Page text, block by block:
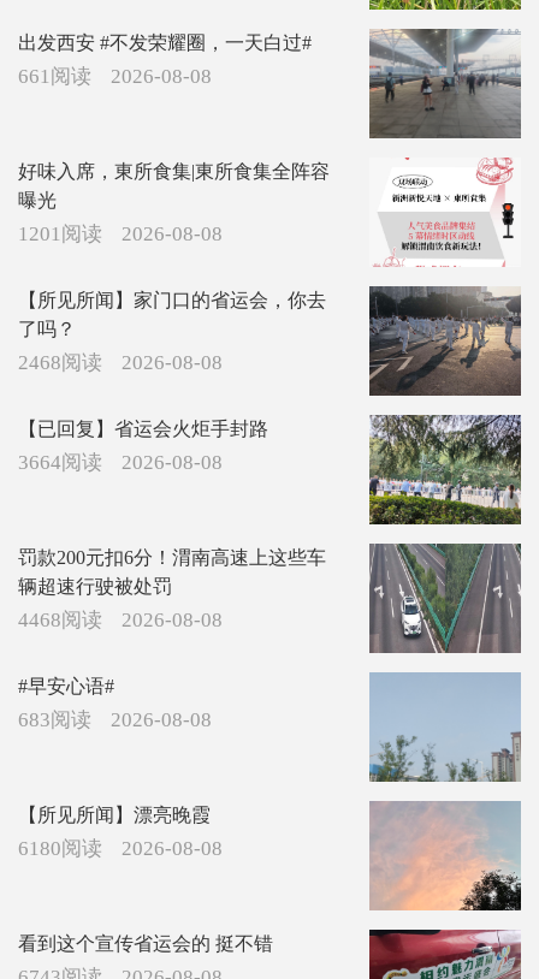
出发西安 #不发荣耀圈，一天白过#
661阅读 2026-08-08
好味入席，東所食集|東所食集全阵容
曝光
1201阅读 2026-08-08
【所见所闻】家门口的省运会，你去
了吗？
2468阅读 2026-08-08
【已回复】省运会火炬手封路
3664阅读 2026-08-08
罚款200元扣6分！渭南高速上这些车
辆超速行驶被处罚
4468阅读 2026-08-08
#早安心语#
683阅读 2026-08-08
【所见所闻】漂亮晚霞
6180阅读 2026-08-08
看到这个宣传省运会的 挺不错